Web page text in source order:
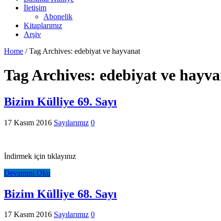
İletişim
Abonelik
Kitaplarımız
Arşiv
Home / Tag Archives: edebiyat ve hayvanat
Tag Archives: edebiyat ve
Bizim Külliye 69. Sayı
17 Kasım 2016 Sayılarımız 0
İndirmek için tıklayınız
Devamını Oku
Bizim Külliye 68. Sayı
17 Kasım 2016 Sayılarımız 0